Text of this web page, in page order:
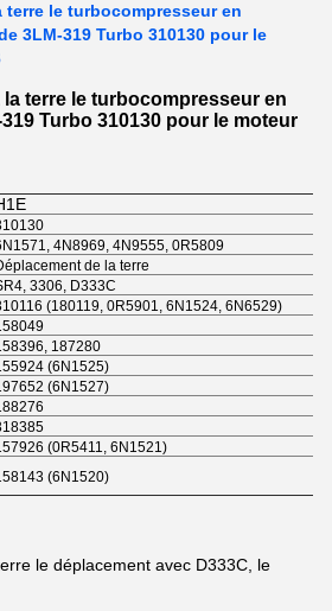
terre le turbocompresseur en
3LM-319 Turbo 310130 pour le
terre le turbocompresseur en
Turbo 310130 pour le moteur
4N8969, 4N9555, 0R5809
de la terre
3306, D333C
(180119, 0R5901, 6N1524, 6N6529)
187280
(6N1525)
(6N1527)
(0R5411, 6N1521)
(6N1520)
le déplacement avec D333C, le